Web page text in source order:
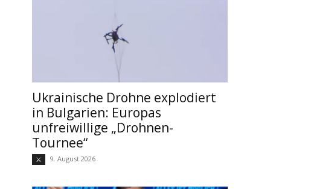
Ukrainische Drohne explodiert
in Bulgarien: Europas
unfreiwillige „Drohnen-
Tournee“
⚔ 9. August 2026